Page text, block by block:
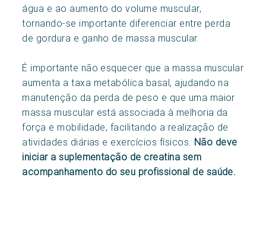
água e ao aumento do volume muscular,
tornando-se importante diferenciar entre perda
de gordura e ganho de massa muscular.
É importante não esquecer que a massa muscular
aumenta a taxa metabólica basal, ajudando na
manutenção da perda de peso e que uma maior
massa muscular está associada à melhoria da
força e mobilidade, facilitando a realização de
atividades diárias e exercícios físicos. Não deve
iniciar a suplementação de creatina sem
acompanhamento do seu profissional de saúde.